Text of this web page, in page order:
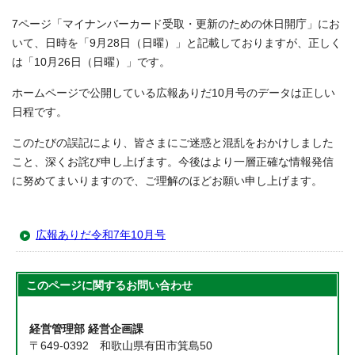
7ページ「マイナンバーカード受取・更新のための休日開庁」にお
いて、日時を「9月28日（日曜）」と記載しておりますが、正しく
は「10月26日（日曜）」です。
ホームページで公開している広報ありだ10月号のデータは正しい
日程です。
このたびの誤記により、皆さまにご迷惑と混乱をおかけしました
こと、深くお詫び申し上げます。今後はより一層正確な情報発信
に努めてまいりますので、ご理解のほどお願い申し上げます。
広報ありだ令和7年10月号
このページに関するお問い合わせ
経営管理部 経営企画課
〒649-0392 和歌山県有田市箕島50